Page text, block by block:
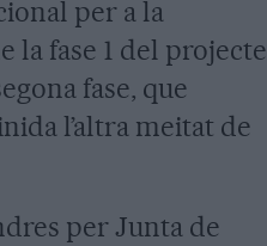
per a la
la fase 1 del projecte
fase, que
l’altra meitat de
per Junta de